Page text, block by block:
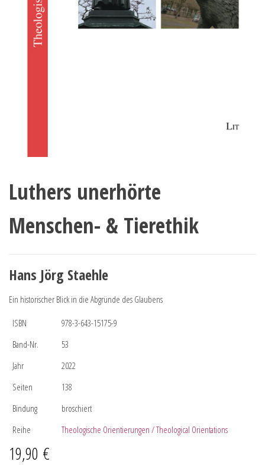
Luthers unerhörte
Menschen- & Tierethik
Hans Jörg Staehle
Ein historischer Blick in die Abgründe des Glaubens
ISBN
978-3-643-15175-9
Band-Nr.
53
Jahr
2022
Seiten
138
Bindung
broschiert
Reihe
Theologische Orientierungen / Theological Orientations
19,90 €